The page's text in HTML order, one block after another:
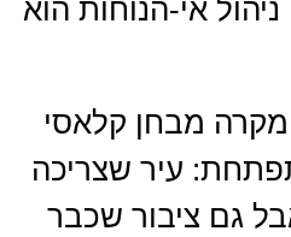
אי-הנוחות הוא
מקרה מבחן קלאסי
עיר שצריכה
גם ציבור שכבר